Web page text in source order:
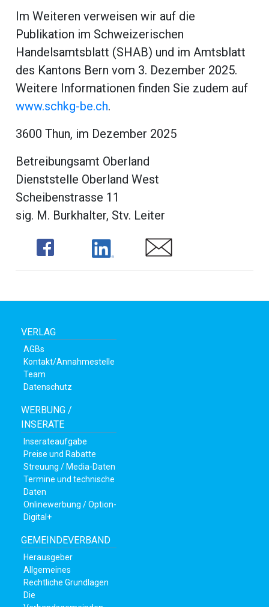
Im Weiteren verweisen wir auf die
Publikation im Schweizerischen
Handelsamtsblatt (SHAB) und im Amtsblatt
des Kantons Bern vom 3. Dezember 2025.
Weitere Informationen finden Sie zudem auf
www.schkg-be.ch.
3600 Thun, im Dezember 2025
Betreibungsamt Oberland
Dienststelle Oberland West
Scheibenstrasse 11
sig. M. Burkhalter, Stv. Leiter
Share Share Share
VERLAG
AGBs
Kontakt/Annahmestelle
Team
Datenschutz
WERBUNG /
INSERATE
Inserateaufgabe
Preise und Rabatte
Streuung / Media-Daten
Termine und technische
Daten
Onlinewerbung / Option-
Digital+
GEMEINDEVERBAND
Herausgeber
Allgemeines
Rechtliche Grundlagen
Die